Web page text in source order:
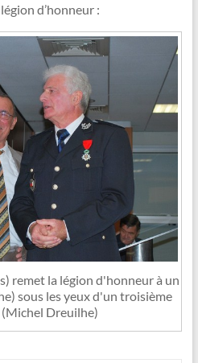
d’honneur :
remet la légion d'honneur à un
sous les yeux d'un troisième
Dreuilhe)